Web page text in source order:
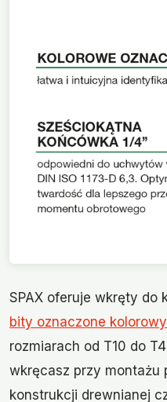
SPAX oferuje wkręty do
bity oznaczone
rozmiarach od T10 do
wkręcasz przy montażu
konstrukcji drewnianej